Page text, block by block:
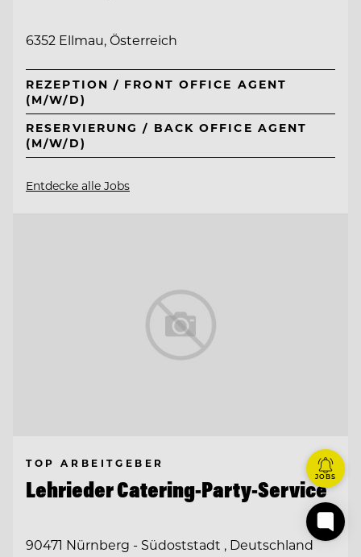
6352 Ellmau, Österreich
REZEPTION / FRONT OFFICE AGENT
(M/W/D)
RESERVIERUNG / BACK OFFICE AGENT
(M/W/D)
Entdecke alle Jobs
TOP ARBEITGEBER
Lehrieder Catering-Party-Service
90471 Nürnberg - Südoststadt , Deutschland
JOBS